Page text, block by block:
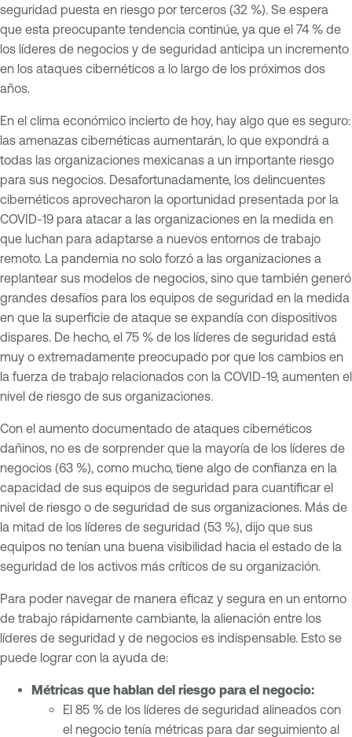
seguridad puesta en riesgo por terceros (32 %). Se espera
que esta preocupante tendencia continúe, ya que el 74 % de
los líderes de negocios y de seguridad anticipa un incremento
en los ataques cibernéticos a lo largo de los próximos dos
años.
En el clima económico incierto de hoy, hay algo que es seguro:
las amenazas cibernéticas aumentarán, lo que expondrá a
todas las organizaciones mexicanas a un importante riesgo
para sus negocios. Desafortunadamente, los delincuentes
cibernéticos aprovecharon la oportunidad presentada por la
COVID-19 para atacar a las organizaciones en la medida en
que luchan para adaptarse a nuevos entornos de trabajo
remoto. La pandemia no solo forzó a las organizaciones a
replantear sus modelos de negocios, sino que también generó
grandes desafíos para los equipos de seguridad en la medida
en que la superficie de ataque se expandía con dispositivos
dispares. De hecho, el 75 % de los líderes de seguridad está
muy o extremadamente preocupado por que los cambios en
la fuerza de trabajo relacionados con la COVID-19, aumenten el
nivel de riesgo de sus organizaciones.
Con el aumento documentado de ataques cibernéticos
dañinos, no es de sorprender que la mayoría de los líderes de
negocios (63 %), como mucho, tiene algo de confianza en la
capacidad de sus equipos de seguridad para cuantificar el
nivel de riesgo o de seguridad de sus organizaciones. Más de
la mitad de los líderes de seguridad (53 %), dijo que sus
equipos no tenían una buena visibilidad hacia el estado de la
seguridad de los activos más críticos de su organización.
Para poder navegar de manera eficaz y segura en un entorno
de trabajo rápidamente cambiante, la alienación entre los
líderes de seguridad y de negocios es indispensable. Esto se
puede lograr con la ayuda de:
Métricas que hablan del riesgo para el negocio:
El 85 % de los líderes de seguridad alineados con
el negocio tenía métricas para dar seguimiento al